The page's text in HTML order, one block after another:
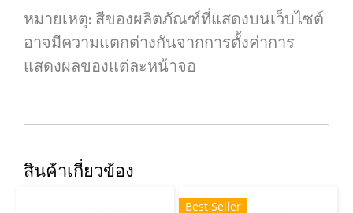
หมายเหตุ: สีของผลิตภัณฑ์ที่แสดงบนเว็บไซต์
อาจมีความแตกต่างกันจากการตั้งค่าการ
แสดงผลของแต่ละหน้าจอ
สินค้าเกี่ยวข้อง
Best Seller